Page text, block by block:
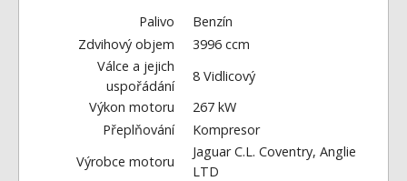
Palivo
Benzín
Zdvihový objem
3996 ccm
Válce a jejich
uspořádání
8 Vidlicový
Výkon motoru
267 kW
Přeplňování
Kompresor
Výrobce motoru
Jaguar C.L. Coventry, Anglie
LTD